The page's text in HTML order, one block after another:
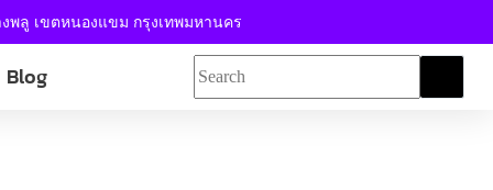
งพลู เขตหนองแขม กรุงเทพมหานคร
Blog